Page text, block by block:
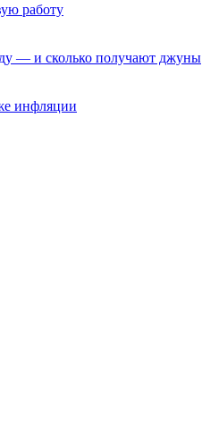
работу
— и сколько получают джуны
инфляции